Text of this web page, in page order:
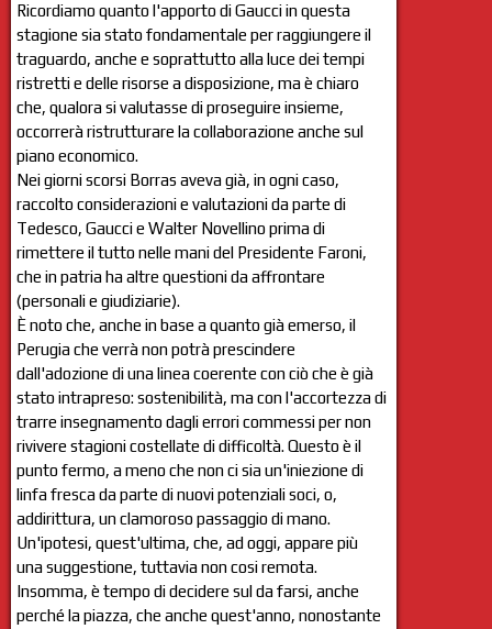
Ricordiamo quanto l'apporto di Gaucci in questa
stagione sia stato fondamentale per raggiungere il
traguardo, anche e soprattutto alla luce dei tempi
ristretti e delle risorse a disposizione, ma è chiaro
che, qualora si valutasse di proseguire insieme,
occorrerà ristrutturare la collaborazione anche sul
piano economico.
Nei giorni scorsi Borras aveva già, in ogni caso,
raccolto considerazioni e valutazioni da parte di
Tedesco, Gaucci e Walter Novellino prima di
rimettere il tutto nelle mani del Presidente Faroni,
che in patria ha altre questioni da affrontare
(personali e giudiziarie).
È noto che, anche in base a quanto già emerso, il
Perugia che verrà non potrà prescindere
dall'adozione di una linea coerente con ciò che è già
stato intrapreso: sostenibilità, ma con l'accortezza di
trarre insegnamento dagli errori commessi per non
rivivere stagioni costellate di difficoltà. Questo è il
punto fermo, a meno che non ci sia un'iniezione di
linfa fresca da parte di nuovi potenziali soci, o,
addirittura, un clamoroso passaggio di mano.
Un'ipotesi, quest'ultima, che, ad oggi, appare più
una suggestione, tuttavia non cosi remota.
Insomma, è tempo di decidere sul da farsi, anche
perché la piazza, che anche quest'anno, nonostante